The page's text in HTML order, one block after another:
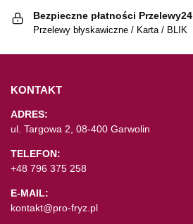
Bezpieczne płatności Przelewy24
Przelewy błyskawiczne / Karta / BLIK
KONTAKT
ADRES:
ul. Targowa 2, 08-400 Garwolin
TELEFON:
+48 796 375 258
E-MAIL:
kontakt@pro-fryz.pl